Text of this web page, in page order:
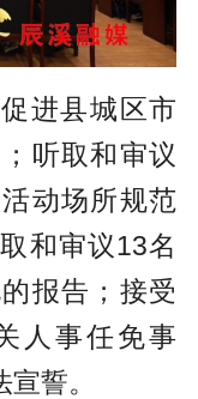
进县城区市
听取和审议
动场所规范
和审议13名
报告；接受
人事任免事
誓。